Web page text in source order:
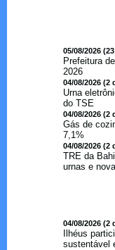
05/08/2026
Prefeitura
2026
04/08/2026 (2
Urna
do TSE
04/08/2026 (2
Gás de
7,1%
04/08/2026 (2
TRE da
urnas e
04/08/2026 (2
Ilhéus
sustentável